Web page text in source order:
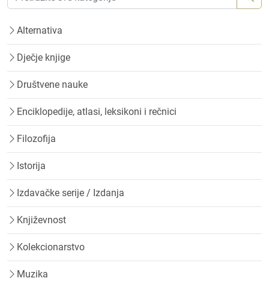
Alternativa
Dječje knjige
Društvene nauke
Enciklopedije, atlasi, leksikoni i rečnici
Filozofija
Istorija
Izdavačke serije / Izdanja
Književnost
Kolekcionarstvo
Muzika